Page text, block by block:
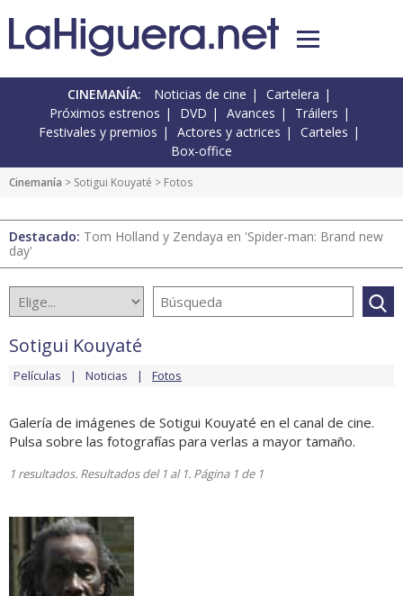
CINEMANÍA: Noticias de cine
Cartelera
Próximos estrenos
DVD Avances
Tráilers
Festivales y premios
Actores y actrices
Carteles
Box-office
Cinemanía > Sotigui Kouyaté > Fotos
Destacado: Tom Holland y Zendaya en 'Spider-man: Brand new
day'
Sotigui Kouyaté
Películas Noticias Fotos
Galería de imágenes de Sotigui Kouyaté en el canal de cine.
Pulsa sobre las fotografías para verlas a mayor tamaño.
1 resultados. Resultados del 1 al 1. Página 1 de 1